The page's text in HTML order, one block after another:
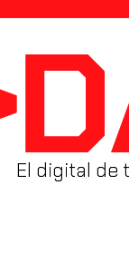
El digital de